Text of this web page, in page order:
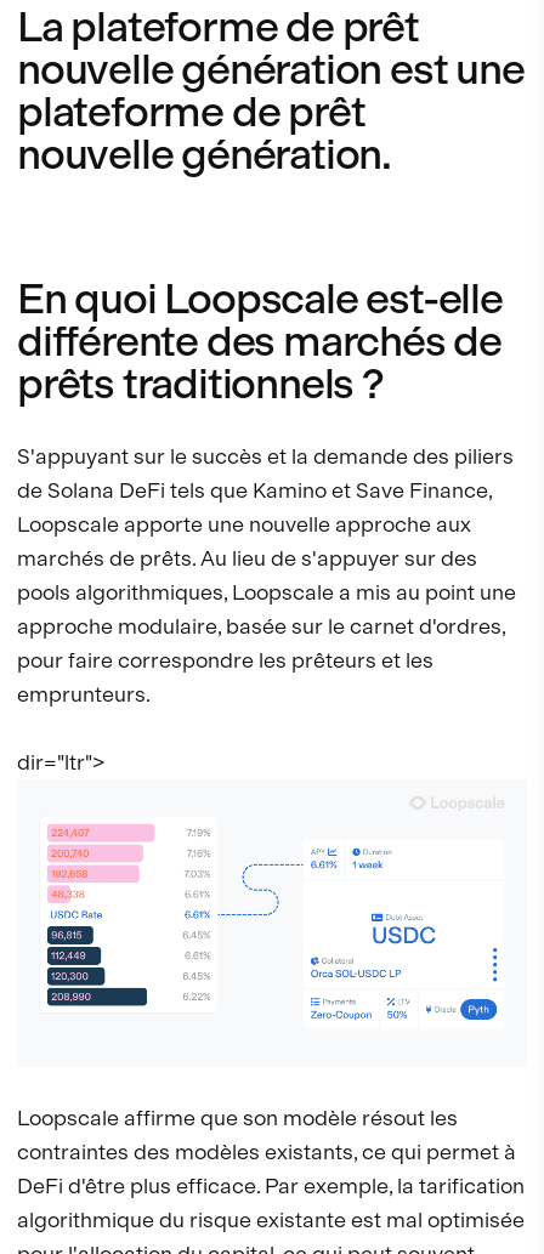
La plateforme de prêt
nouvelle génération est une
plateforme de prêt
nouvelle génération.
En quoi Loopscale est-elle
différente des marchés de
prêts traditionnels ?
S'appuyant sur le succès et la demande des piliers
de Solana DeFi tels que Kamino et Save Finance,
Loopscale apporte une nouvelle approche aux
marchés de prêts. Au lieu de s'appuyer sur des
pools algorithmiques, Loopscale a mis au point une
approche modulaire, basée sur le carnet d'ordres,
pour faire correspondre les prêteurs et les
emprunteurs.
dir="ltr">
Loopscale affirme que son modèle résout les
contraintes des modèles existants, ce qui permet à
DeFi d'être plus efficace. Par exemple, la tarification
algorithmique du risque existante est mal optimisée